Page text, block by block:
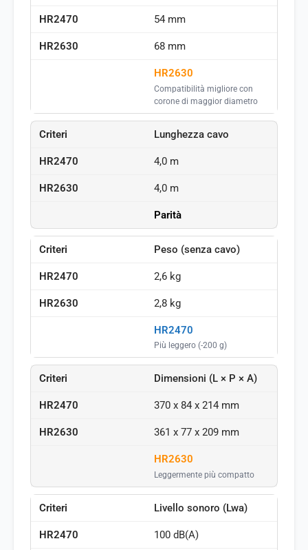
54 mm
68 mm
HR2630
Compatibilità migliore con
corone di maggior diametro
Lunghezza cavo
4,0 m
4,0 m
Parità
Peso (senza cavo)
2,6 kg
2,8 kg
HR2470
Più leggero (-200 g)
Dimensioni (L × P × A)
370 x 84 x 214 mm
361 x 77 x 209 mm
HR2630
Leggermente più compatto
Livello sonoro (Lwa)
100 dB(A)